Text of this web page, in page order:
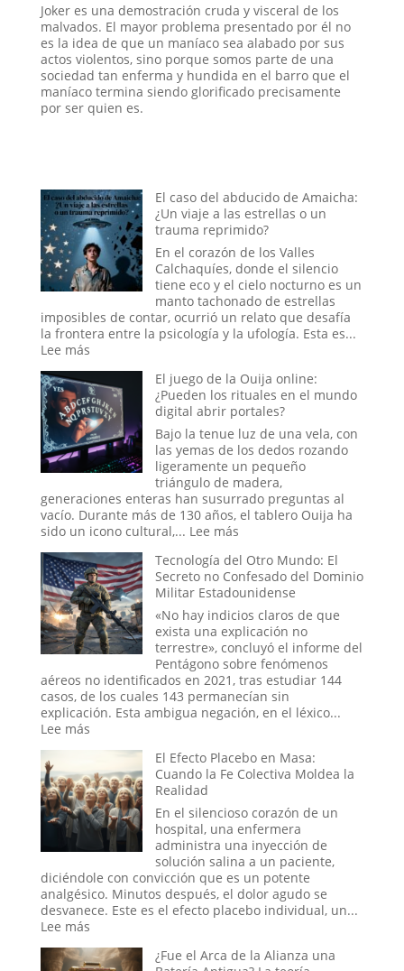
Joker es una demostración cruda y visceral de los
malvados. El mayor problema presentado por él no
es la idea de que un maníaco sea alabado por sus
actos violentos, sino porque somos parte de una
sociedad tan enferma y hundida en el barro que el
maníaco termina siendo glorificado precisamente
por ser quien es.
El caso del abducido de Amaicha:
¿Un viaje a las estrellas o un
trauma reprimido?
En el corazón de los Valles
Calchaquíes, donde el silencio
tiene eco y el cielo nocturno es un
manto tachonado de estrellas
imposibles de contar, ocurrió un relato que desafía
la frontera entre la psicología y la ufología. Esta es...
Lee más:
caso
del
abducido
de
Amaicha:
¿Un
viaje
a
las
estrellas
un
trauma
reprimido?
El juego de la Ouija online:
¿Pueden los rituales en el mundo
digital abrir portales?
Bajo la tenue luz de una vela, con
las yemas de los dedos rozando
ligeramente un pequeño
triángulo de madera,
generaciones enteras han susurrado preguntas al
vacío. Durante más de 130 años, el tablero Ouija ha
sido un icono cultural,... Lee más:
juego
de
la
Ouija
online:
¿Pueden
los
rituales
en
el
abrir
portales?
Tecnología del Otro Mundo: El
Secreto no Confesado del Dominio
Militar Estadounidense
«No hay indicios claros de que
exista una explicación no
terrestre», concluyó el informe del
Pentágono sobre fenómenos
aéreos no identificados en 2021, tras estudiar 144
casos, de los cuales 143 permanecían sin
explicación. Esta ambigua negación, en el léxico...
Lee más:
Otro
Mundo:
El
Secreto
no
Confesado
del
Dominio
Militar
Estadounidense
El Efecto Placebo en Masa:
Cuando la Fe Colectiva Moldea la
Realidad
En el silencioso corazón de un
hospital, una enfermera
administra una inyección de
solución salina a un paciente,
diciéndole con convicción que es un potente
analgésico. Minutos después, el dolor agudo se
desvanece. Este es el efecto placebo individual, un...
Lee más:
Efecto
¿Fue el Arca de la Alianza una